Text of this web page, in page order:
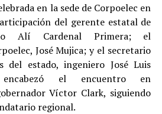
en la sede de Corpoelec en
del gerente estatal de
Alí Cardenal Primera; el
José Mujica; y el secretario
del estado, ingeniero José Luis
el encuentro en
Víctor Clark, siguiendo
regional.